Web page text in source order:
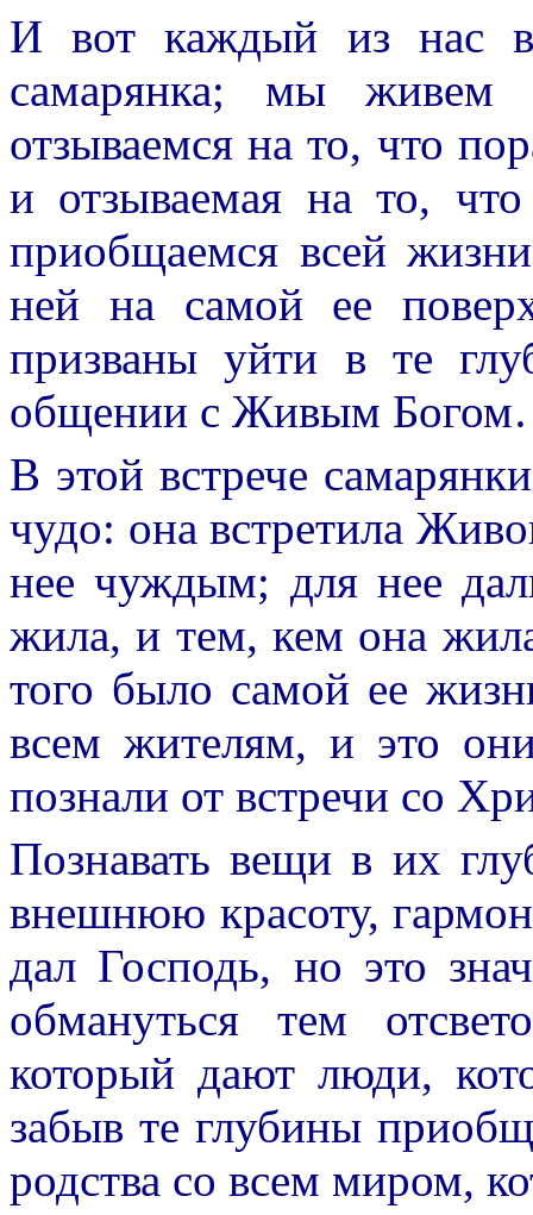
И вот каждый из нас
самарянка; мы
отзываемся на то, что
и отзываемая на то,
приобщаемся всей
ней на самой ее
призваны уйти в те
общении с Живым
В этой встрече
чудо: она встретила
нее чуждым; для нее
жила, и тем, кем она
того было самой ее
всем жителям, и это
познали от встречи со
Познавать вещи в их
внешнюю красоту,
дал Господь, но это
обмануться тем
который дают люди,
забыв те глубины
родства со всем миром,